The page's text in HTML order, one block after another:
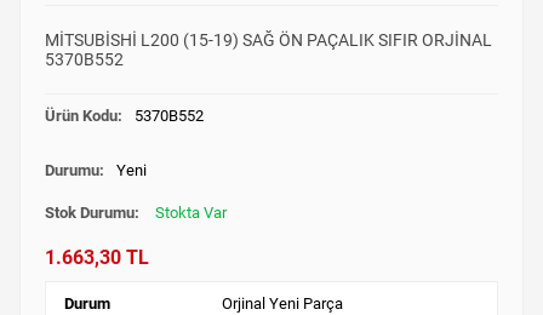
MİTSUBİSHİ L200 (15-19) SAĞ ÖN PAÇALIK SIFIR ORJİNAL
5370B552
Ürün Kodu: 5370B552
Durumu: Yeni
Stok Durumu: Stokta Var
1.663,30 TL
Durum Orjinal Yeni Parça